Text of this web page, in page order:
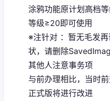
涂鸦功能原计划高档
等级≥20即可使用
※注针对 ：暂无毛发
状，请删除
其他人注意事务项
与前办理相比，当时
正式版将进行改进